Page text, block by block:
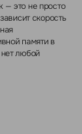
— это не просто
скорость
памяти в
любой